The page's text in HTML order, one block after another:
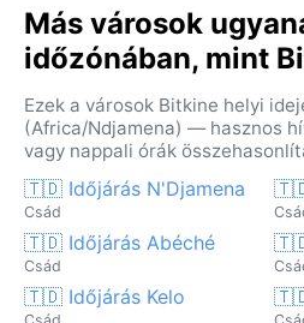
Más városok
időzónában, mint
Ezek a városok Bitkine helyi
(Africa/Ndjamena) — hasznos
vagy nappali órák
🇹🇩 Időjárás N'Djamena
Csád
🇹🇩
🇹🇩 Időjárás Abéché
Csád
🇹🇩
🇹🇩 Időjárás Kelo 🇹🇩